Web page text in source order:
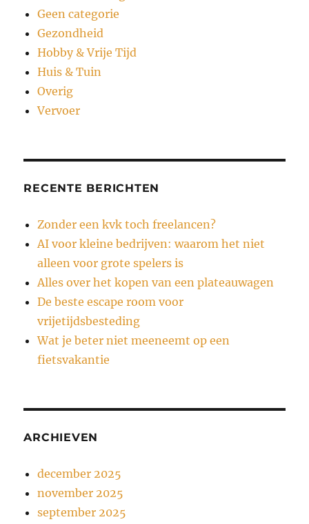
Geen categorie
Gezondheid
Hobby & Vrije Tijd
Huis & Tuin
Overig
Vervoer
RECENTE BERICHTEN
Zonder een kvk toch freelancen?
AI voor kleine bedrijven: waarom het niet
alleen voor grote spelers is
Alles over het kopen van een plateauwagen
De beste escape room voor
vrijetijdsbesteding
Wat je beter niet meeneemt op een
fietsvakantie
ARCHIEVEN
december 2025
november 2025
september 2025